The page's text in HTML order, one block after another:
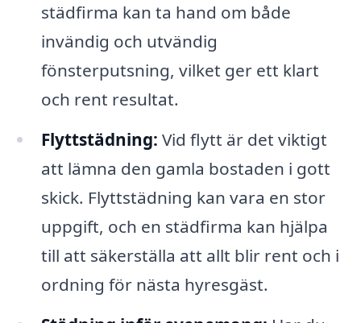
städfirma kan ta hand om både
invändig och utvändig
fönsterputsning, vilket ger ett klart
och rent resultat.
Flyttstädning: Vid flytt är det viktigt
att lämna den gamla bostaden i gott
skick. Flyttstädning kan vara en stor
uppgift, och en städfirma kan hjälpa
till att säkerställa att allt blir rent och i
ordning för nästa hyresgäst.